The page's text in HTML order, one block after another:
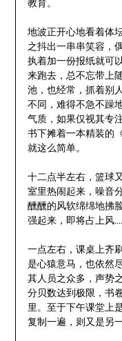
教育。
地波正开心地看着体
之抖出一串串笑容，
执着加一份报纸就可
来跑去，总不忘带上
池，也经常，抓着别
不同，难得不急不躁
气质，如果仅视其专
书下摊着一本精装的
就这么简单。
十二点半左右，篮球
室里热闹起来，噪音
醺醺的风软绵绵地拂
强起来，即将占上风
一点左右，课桌上齐
是心猿意马，也依然
其人员之众多，声势
分贝数达到极限，书
里。至于下午课堂上
复制一遍，则又是另